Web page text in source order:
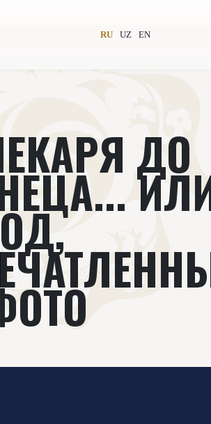
RU UZ EN
Всемирное общество
Новости
ДО